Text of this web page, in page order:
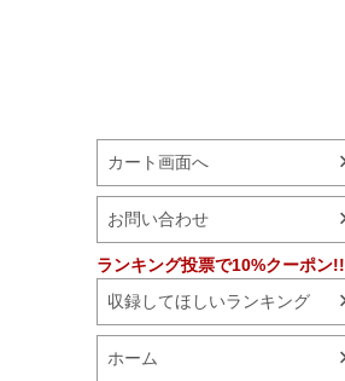
カート画面へ
お問い合わせ
ランキング投票で10%クーポン!!
収録してほしいランキング
ホーム